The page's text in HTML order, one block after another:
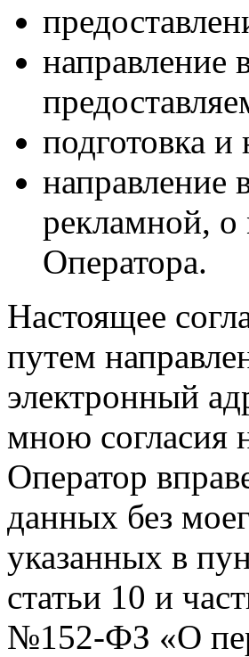
направление
подготовка и
направление
рекламной, о
Оператора.
Настоящее
путем
электронный
мною согласия
Оператор
данных без
указанных в
статьи 10 и
№152-ФЗ «О